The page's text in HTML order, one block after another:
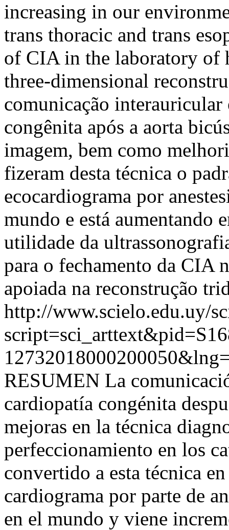
increasing in our
trans thoracic and trans
of CIA in the laboratory of
three-dimensional
comunicação interauricular
congênita após a aorta
imagem, bem como
fizeram desta técnica o
ecocardiograma por
mundo e está aumentando
utilidade da
para o fechamento da CIA
apoiada na reconstrução
http://www.scielo.edu.uy/
RESUMEN La
cardiopatía congénita
mejoras en la técnica
perfeccionamiento en los
convertido a esta técnica
cardiograma por parte de
en el mundo y viene